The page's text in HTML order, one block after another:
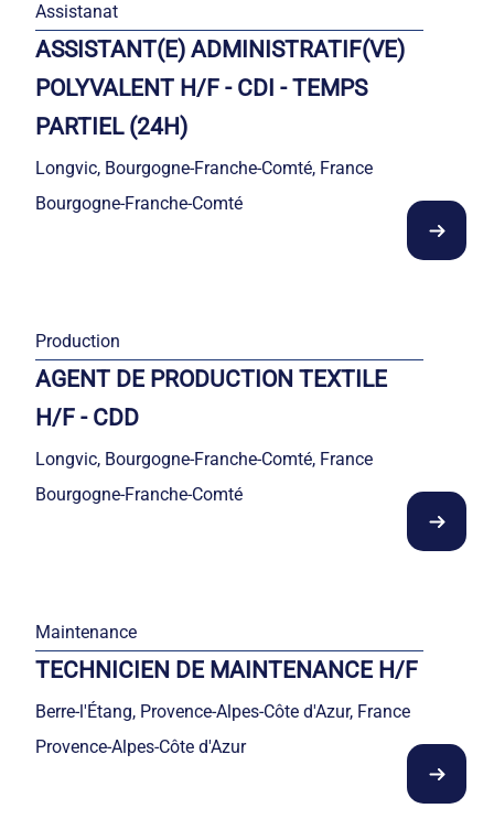
Assistanat
ASSISTANT(E) ADMINISTRATIF(VE)
POLYVALENT H/F - CDI - TEMPS
PARTIEL (24H)
Longvic, Bourgogne-Franche-Comté, France
Bourgogne-Franche-Comté
Production
AGENT DE PRODUCTION TEXTILE
H/F - CDD
Longvic, Bourgogne-Franche-Comté, France
Bourgogne-Franche-Comté
Maintenance
TECHNICIEN DE MAINTENANCE H/F
Berre-l'Étang, Provence-Alpes-Côte d'Azur, France
Provence-Alpes-Côte d'Azur